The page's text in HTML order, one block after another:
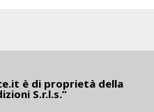
è di proprietà della
S.r.l.s.”